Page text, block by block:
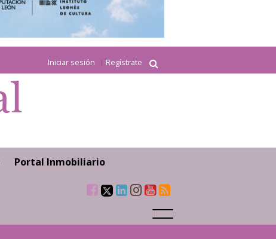
Iniciar sesión Regístrate
Portal Inmobiliario